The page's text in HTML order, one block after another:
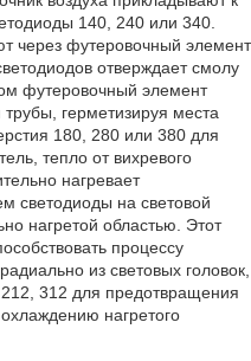
140, 240 или 340.
через футеровочный элемент
отверждает смолу
футеровочный элемент
трубы, герметизируя места
180, 280 или 380 для
тепло от вихревого
нагревает
светодиоды на световой
нагретой областью. Этот
процессу
из световых головок,
312 для предотвращения
нагретого